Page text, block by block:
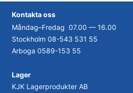
Kontaktaoss
Måndag–Fredag 07.00 — 16.00
Stockholm 08-543 531 55
Arboga 0589-153 55
Lager
KJK Lagerprodukter AB